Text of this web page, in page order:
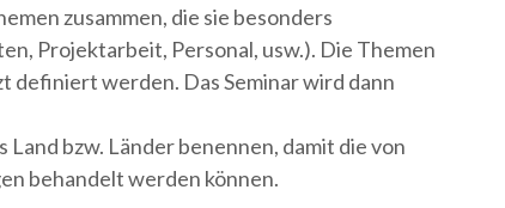
zusammen, die sie besonders
Projektarbeit, Personal, usw.). Die Themen
definiert werden. Das Seminar wird dann
bzw. Länder benennen, damit die von
behandelt werden können.